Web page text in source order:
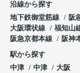
沿線から探す
地下鉄御堂筋線
阪
大阪環状線
福知山
阪急京都本線
阪神
駅から探す
中津
中津 大阪